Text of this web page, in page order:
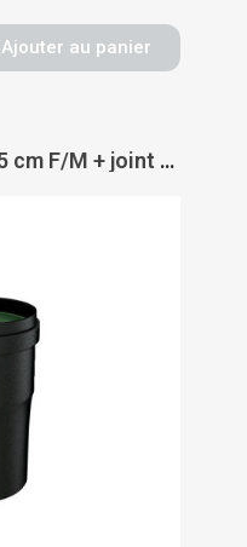
Ajouter au panier
Tuyau émail noir mat 15 cm F/M + joint fibre - TEN